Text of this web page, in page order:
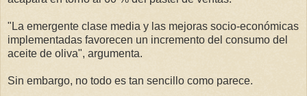
"La emergente clase media y las mejoras socio-económicas
implementadas favorecen un incremento del consumo del
aceite de oliva", argumenta.
Sin embargo, no todo es tan sencillo como parece.